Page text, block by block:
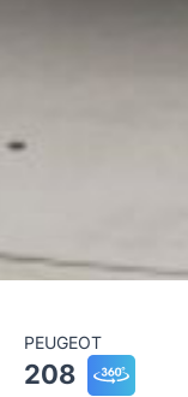
PEUGEOT
208